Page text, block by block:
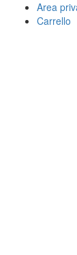
Area
Carrello